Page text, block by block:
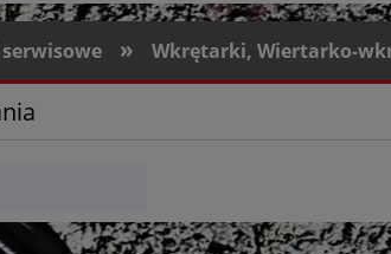
serwisowe » Wkrętarki, Wiertarko-